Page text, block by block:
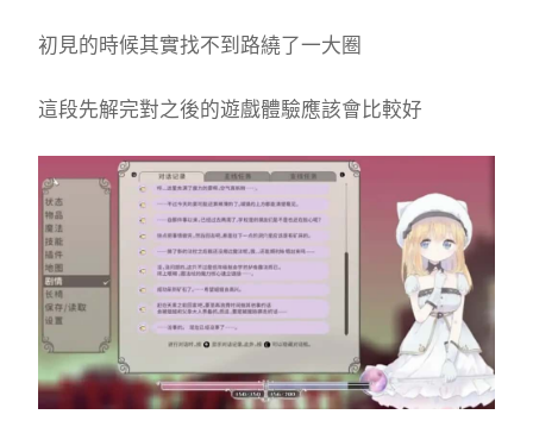
初見的時候其實找不到路繞了一大圈
這段先解完對之後的遊戲體驗應該會比較好